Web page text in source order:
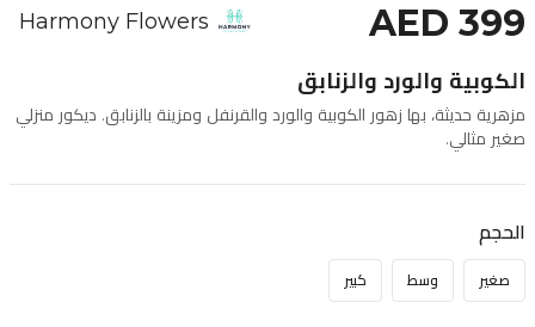
AED 399
Harmony Flowers
الكوبية والورد والزنابق
مزهرية حديثة، بها زهور الكوبية والورد والقرنفل ومزينة بالزنابق. ديكور منزلي
صغير مثالي.
الحجم
صغير وسط كبير